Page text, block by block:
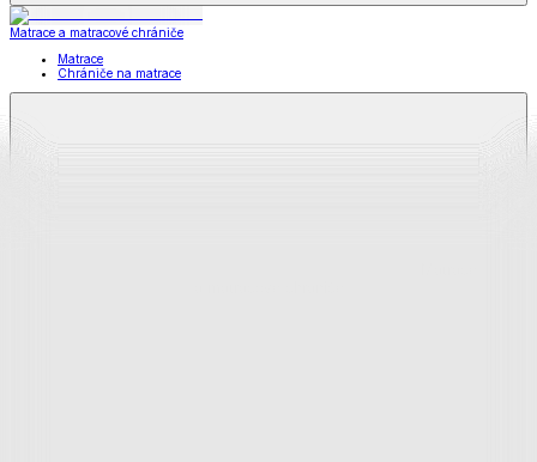
Matrace a matracové chrániče
Matrace
Chrániče na matrace